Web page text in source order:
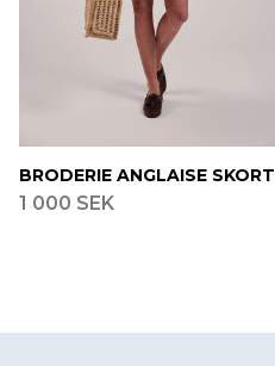
BRODERIE ANGLAISE SKORT
1 000 SEK